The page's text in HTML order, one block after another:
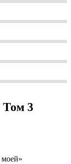
Том 3
моей»